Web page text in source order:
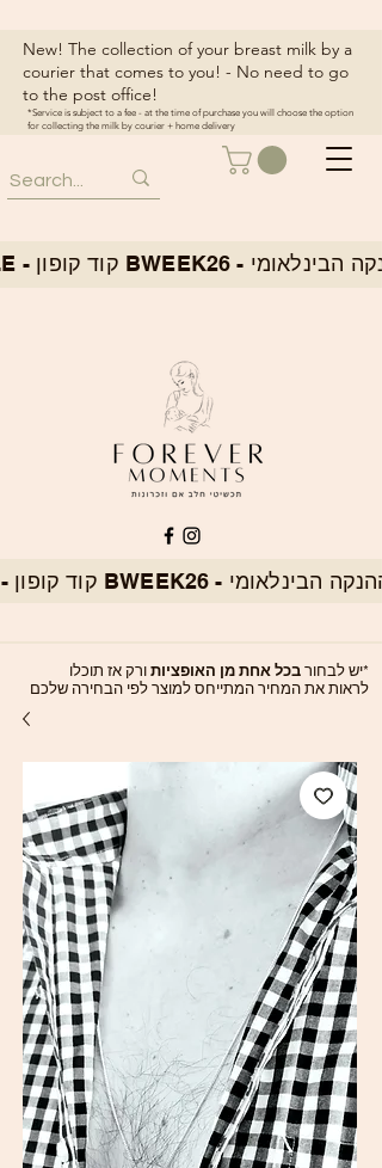
New! The collection of your breast milk by a
courier that comes to you! - No need to go
to the post office!
*Service is subject to a fee - at the time of purchase you will choose the option
for collecting the milk by courier + home delivery
*יש לבחור בכל אחת מן האופציות ורק אז תוכלו
לראות את המחיר המתייחס למוצר לפי הבחירה שלכם